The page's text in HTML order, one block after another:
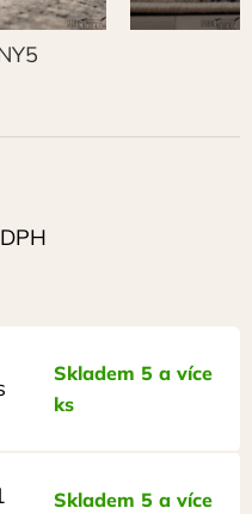
Skladem 5 a více
ks
Skladem 5 a více